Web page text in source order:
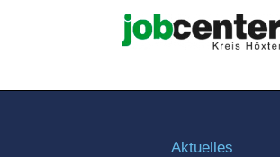
Aktuelles